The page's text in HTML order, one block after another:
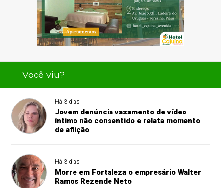
Você viu?
Há 3 dias
Jovem denúncia vazamento de vídeo
íntimo não consentido e relata momento
de aflição
Há 3 dias
Morre em Fortaleza o empresário Walter
Ramos Rezende Neto